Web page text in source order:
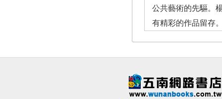
公共藝術的先驅。
有精彩的作品留存